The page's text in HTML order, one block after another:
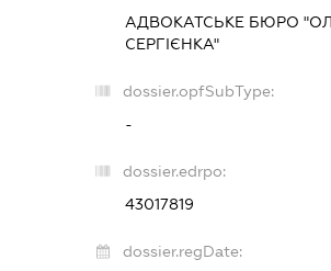
АДВОКАТСЬКЕ БЮРО
СЕРГІЄНКА"
dossier.opfSubType:
-
dossier.edrpo:
43017819
dossier.regDate: